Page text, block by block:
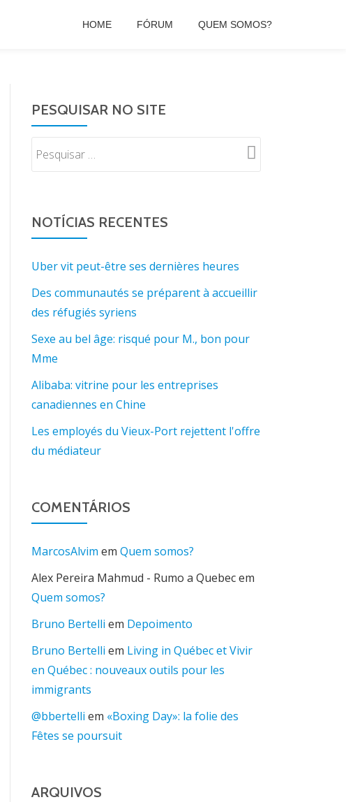
HOME FÓRUM QUEM SOMOS?
PESQUISAR NO SITE
NOTÍCIAS RECENTES
Uber vit peut-être ses dernières heures
Des communautés se préparent à accueillir
des réfugiés syriens
Sexe au bel âge: risqué pour M., bon pour
Mme
Alibaba: vitrine pour les entreprises
canadiennes en Chine
Les employés du Vieux-Port rejettent l'offre
du médiateur
COMENTÁRIOS
MarcosAlvim em Quem somos?
Alex Pereira Mahmud - Rumo a Quebecem
Quem somos?
Bruno Bertelli em Depoimento
Bruno Bertelli em Living in Québec et Vivir
en Québec : nouveaux outils pour les
immigrants
@bbertelli em «Boxing Day»: la folie des
Fêtes se poursuit
ARQUIVOS